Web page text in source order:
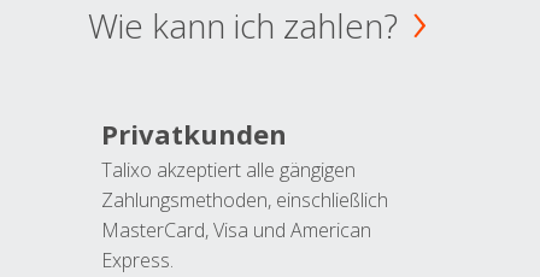
Wie kann ich zahlen?
Privatkunden
Talixo akzeptiert alle gängigen
Zahlungsmethoden, einschließlich
MasterCard, Visa und American
Express.